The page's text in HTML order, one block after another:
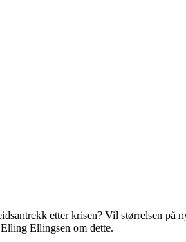
etter krisen? Vil størrelsen på
Ellingsen om dette.